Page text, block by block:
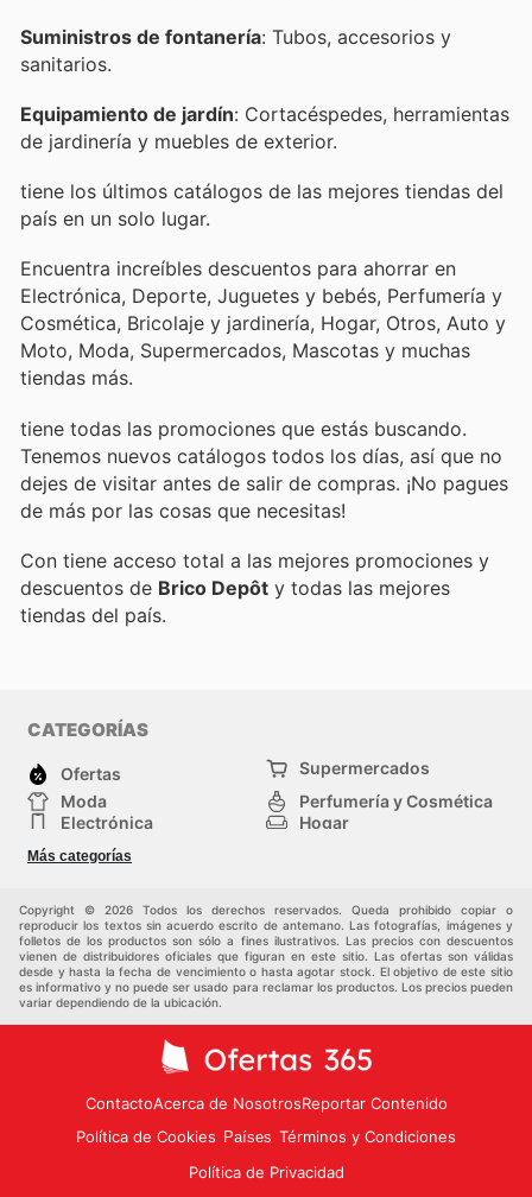
Suministros de fontanería: Tubos, accesorios y
sanitarios.
Equipamiento de jardín: Cortacéspedes, herramientas
de jardinería y muebles de exterior.
tiene los últimos catálogos de las mejores tiendas del
país en un solo lugar.
Encuentra increíbles descuentos para ahorrar en
Electrónica, Deporte, Juguetes y bebés, Perfumería y
Cosmética, Bricolaje y jardinería, Hogar, Otros, Auto y
Moto, Moda, Supermercados, Mascotas y muchas
tiendas más.
tiene todas las promociones que estás buscando.
Tenemos nuevos catálogos todos los días, así que no
dejes de visitar antes de salir de compras. ¡No pagues
de más por las cosas que necesitas!
Con tiene acceso total a las mejores promociones y
descuentos de Brico Depôt y todas las mejores
tiendas del país.
CATEGORÍAS
Ofertas
Supermercados
Moda
Perfumería y Cosmética
Electrónica
Hogar
Deporte
Juguetes y bebés
Más categorías
Copyright © 2026 Todos los derechos reservados. Queda prohibido copiar o
reproducir los textos sin acuerdo escrito de antemano. Las fotografías, imágenes y
folletos de los productos son sólo a fines ilustrativos. Las precios con descuentos
vienen de distribuidores oficiales que figuran en este sitio. Las ofertas son válidas
desde y hasta la fecha de vencimiento o hasta agotar stock. El objetivo de este sitio
es informativo y no puede ser usado para reclamar los productos. Los precios pueden
variar dependiendo de la ubicación.
ContactoAcerca de NosotrosReportar Contenido
Política de Cookies Países Términos y Condiciones
Política de Privacidad